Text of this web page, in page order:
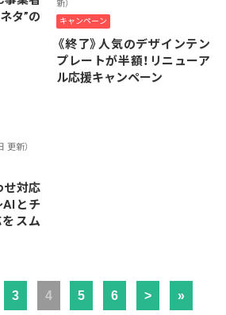
タ”の
新）
キャンペーン
《終了》人気のデザインテン
プレートが半額！リニューア
ル応援キャンペーン
更新）
せ対応
とチ
スム
3 4 5 6 > »